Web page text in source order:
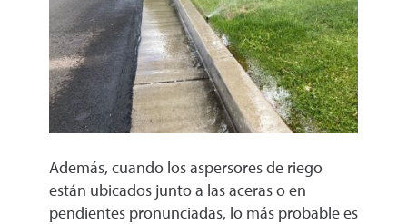
Además, cuando los aspersores de riego
están ubicados junto a las aceras o en
pendientes pronunciadas, lo más probable es